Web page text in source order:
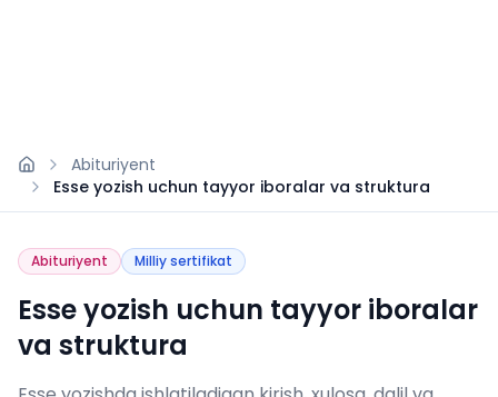
Abituriyent
Esse yozish uchun tayyor iboralar va struktura
Abituriyent Milliy sertifikat
Esse yozish uchun tayyor iboralar
va struktura